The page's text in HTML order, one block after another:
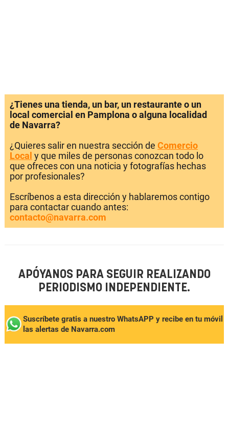
¿Tienes una tienda, un bar, un restaurante o un
local comercial en Pamplona o alguna localidad
de Navarra?
¿Quieres salir en nuestra sección de Comercio
Local y que miles de personas conozcan todo lo
que ofreces con una noticia y fotografías hechas
por profesionales?
Escríbenos a esta dirección y hablaremos contigo
para contactar cuando antes:
contacto@navarra.com
APÓYANOS PARA SEGUIR REALIZANDO
PERIODISMO INDEPENDIENTE.
Suscríbete gratis a nuestro WhatsAPP y recibe en tu móvil
las alertas de Navarra.com